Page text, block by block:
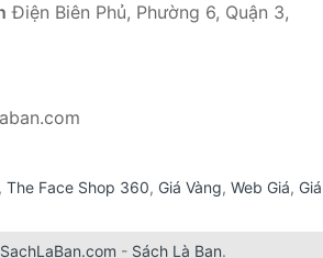
Điện Biên Phủ, Phường 6, Quận 3,
, The Face Shop 360, Giá Vàng, Web Giá, Giá
SachLaBan.com - Sách Là Bạn.